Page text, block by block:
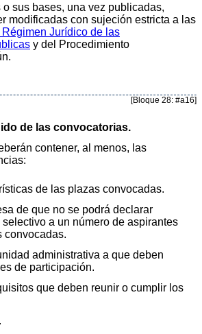
sus bases, una vez publicadas,
modificadas con sujeción estricta a las
Régimen Jurídico de las
y del Procedimiento
[Bloque 28: #a16]
de las convocatorias.
contener, al menos, las
de las plazas convocadas.
de que no se podrá declarar
a un número de aspirantes
convocadas.
administrativa a que deben
de participación.
que deben reunir o cumplir los